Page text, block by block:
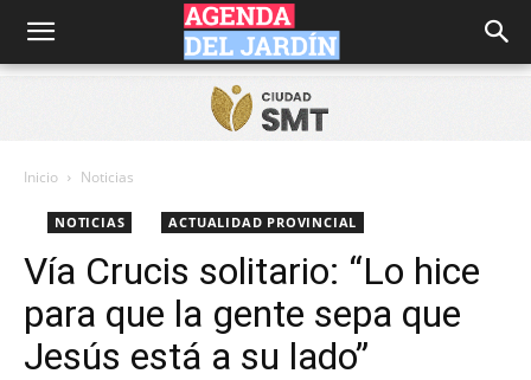
Agenda
Jardín
Inicio Noticias
NOTICIAS ACTUALIDAD PROVINCIAL
Vía Crucis solitario: “Lo hice
para que la gente sepa que
Jesús está a su lado”